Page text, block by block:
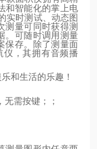
和智能化的掌上电
实时测试、动态图
测量可同时获得测
。可随时调用测量
保存。除了测量面
，其拥有音频播
和生活的乐趣！
需按键；；